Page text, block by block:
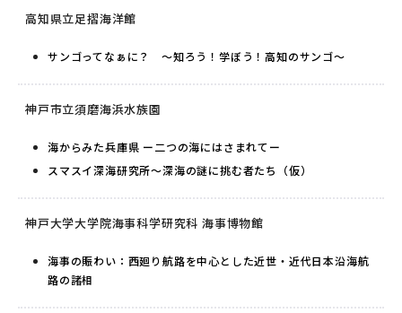
高知県立足摺海洋館
サンゴってなぁに？ ～知ろう！学ぼう！高知のサンゴ～
神戸市立須磨海浜水族園
海からみた兵庫県 ー二つの海にはさまれてー
スマスイ深海研究所〜深海の謎に挑む者たち（仮）
神戸大学大学院海事科学研究科 海事博物館
海事の賑わい：西廻り航路を中心とした近世・近代日本沿海航
路の諸相